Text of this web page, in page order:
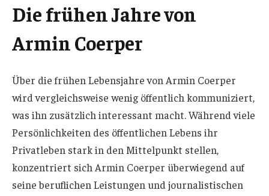
Die frühen Jahre von
Armin Coerper
Über die frühen Lebensjahre von Armin Coerper
wird vergleichsweise wenig öffentlich kommuniziert,
was ihn zusätzlich interessant macht. Während viele
Persönlichkeiten des öffentlichen Lebens ihr
Privatleben stark in den Mittelpunkt stellen,
konzentriert sich Armin Coerper überwiegend auf
seine beruflichen Leistungen und journalistischen